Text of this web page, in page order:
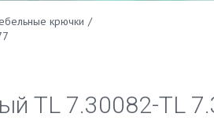
крючки /
TL 7.30082-TL